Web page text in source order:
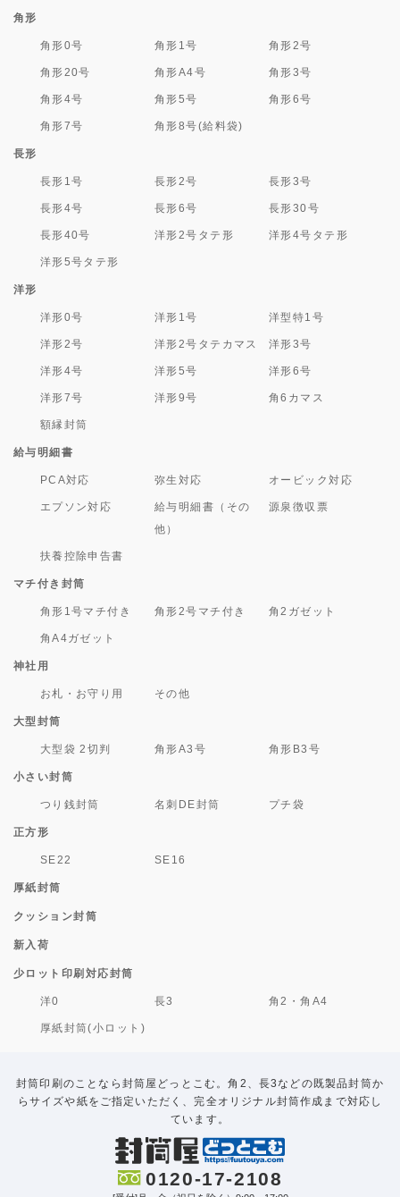
角形
角形0号 角形1号 角形2号
角形20号 角形A4号 角形3号
角形4号 角形5号 角形6号
角形7号 角形8号(給料袋)
長形
長形1号 長形2号 長形3号
長形4号 長形6号 長形30号
長形40号 洋形2号タテ形 洋形4号タテ形
洋形5号タテ形
洋形
洋形0号 洋形1号 洋型特1号
洋形2号 洋形2号タテカマス 洋形3号
洋形4号 洋形5号 洋形6号
洋形7号 洋形9号 角6カマス
額縁封筒
給与明細書
PCA対応 弥生対応 オービック対応
エプソン対応
給与明細書（その
他）
源泉徴収票
扶養控除申告書
マチ付き封筒
角形1号マチ付き 角形2号マチ付き 角2ガゼット
角A4ガゼット
神社用
お札・お守り用 その他
大型封筒
大型袋 2切判 角形A3号 角形B3号
小さい封筒
つり銭封筒 名刺DE封筒 プチ袋
正方形
SE22 SE16
厚紙封筒
クッション封筒
新入荷
少ロット印刷対応封筒
洋0 長3 角2・角A4
厚紙封筒(小ロット)
封筒印刷のことなら封筒屋どっとこむ。角2、長3などの既製品封筒か
らサイズや紙をご指定いただく、完全オリジナル封筒作成まで対応し
ています。
0120-17-2108